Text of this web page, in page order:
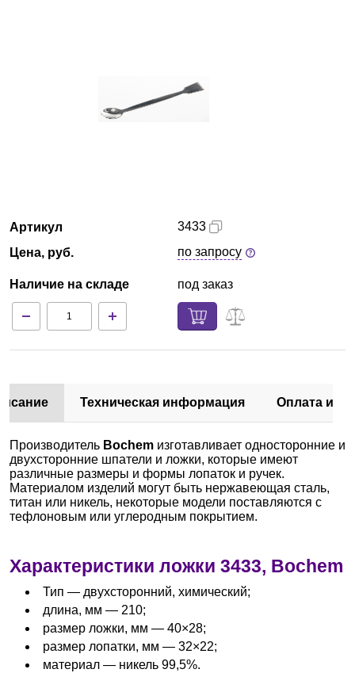
Партнеры
Технический сервис
Артикул
Цена, руб.
Наличие на складе
3433
по запросу
под заказ
Техническая информация Оплата и
Производитель Bochem изготавливает односторонние и
двухсторонние шпатели и ложки, которые имеют
различные размеры и формы лопаток и ручек.
Материалом изделий могут быть нержавеющая сталь,
титан или никель, некоторые модели поставляются с
тефлоновым или углеродным покрытием.
Характеристики ложки 3433, Bochem
Тип — двухсторонний, химический;
длина, мм — 210;
размер ложки, мм — 40×28;
размер лопатки, мм — 32×22;
материал — никель 99,5%.